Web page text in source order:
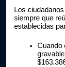
Los
siempre que
establecidas
Cuando